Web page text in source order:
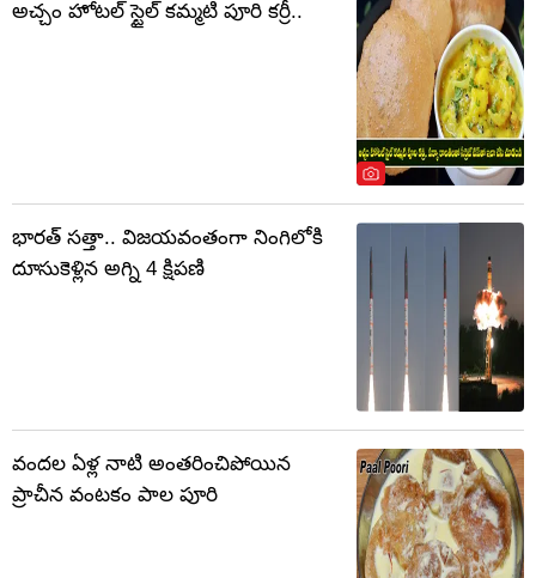
అచ్చం హోటల్ స్టైల్ కమ్మటి పూరి కర్రీ..
భారత్ సత్తా.. విజయవంతంగా నింగిలోకి
దూసుకెళ్లిన అగ్ని 4 క్షిపణి
వందల ఏళ్ల నాటి అంతరించిపోయిన
ప్రాచీన వంటకం పాల పూరి